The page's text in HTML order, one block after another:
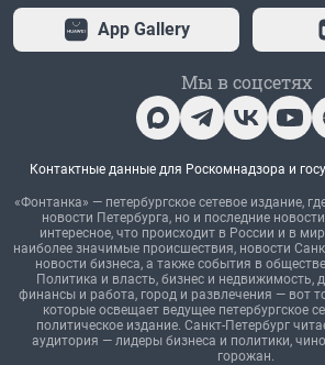
App Gallery
Мы в соцсетях
Контактные данные для Роскомнадзора и
«Фонтанка» — петербургское сетевое издание,
новости Петербурга, но и последние
интересное, что происходит в России и в
наиболее значимые происшествия, новости
новости бизнеса, а также события в
Политика и власть, бизнес и недвижимость,
финансы и работа, город и развлечения — вот
которые освещает ведущее петербургское
политическое издание. Санкт-Петербург
аудитория — лидеры бизнеса и политики,
горожан.